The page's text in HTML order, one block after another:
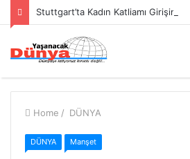
Home / DÜNYA
DÜNYA Manşet